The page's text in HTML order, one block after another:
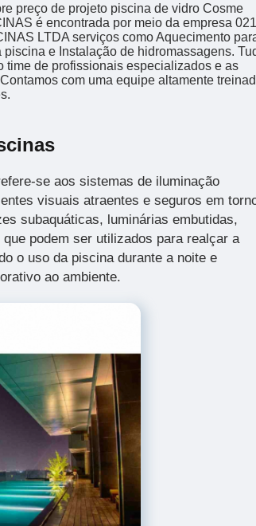
preço de projeto piscina de vidro Cosme
é encontrada por meio da empresa 021
LTDA serviços como Aquecimento
e Instalação de hidromassagens.
time de profissionais especializados e as
com uma equipe altamente
se aos sistemas de iluminação
visuais atraentes e seguros em
subaquáticas, luminárias embutidas,
podem ser utilizados para realçar a
o uso da piscina durante a noite e
ao ambiente.